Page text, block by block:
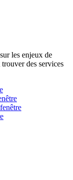
les enjeux de
des services